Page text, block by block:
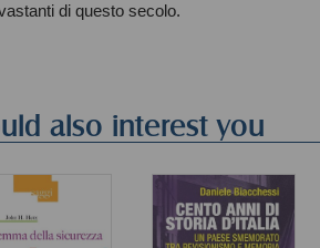
di questo secolo.
also interest you